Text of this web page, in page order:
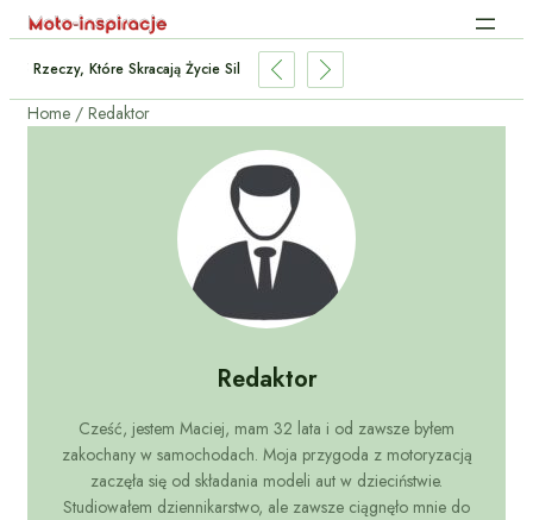
5 Rzeczy, Które Skracają Życie Silnika Benzynowego
Home Redaktor
Redaktor
Cześć, jestem Maciej, mam 32 lata i od zawsze byłem
zakochany w samochodach. Moja przygoda z motoryzacją
zaczęła się od składania modeli aut w dzieciństwie.
Studiowałem dziennikarstwo, ale zawsze ciągnęło mnie do